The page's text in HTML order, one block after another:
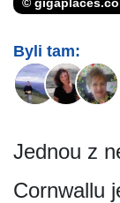
©
Byli tam:
Jednou z
Cornwallu